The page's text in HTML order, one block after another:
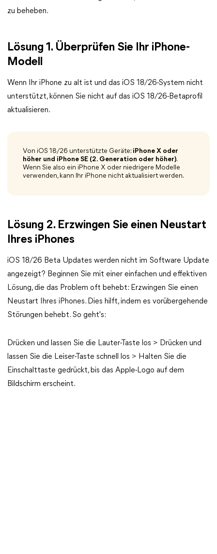
zu beheben.
Lösung 1. Überprüfen Sie Ihr iPhone-
Modell
Wenn Ihr iPhone zu alt ist und das iOS 18/26-System nicht
unterstützt, können Sie nicht auf das iOS 18/26-Betaprofil
aktualisieren.
Von iOS 18/26 unterstützte Geräte: iPhone X oder
höher und iPhone SE (2. Generation oder höher).
Wenn Sie also ein iPhone X oder niedrigere Modelle
verwenden, kann Ihr iPhone nicht aktualisiert werden.
Lösung 2. Erzwingen Sie einen Neustart
Ihres iPhones
iOS 18/26 Beta Updates werden nicht im Software Update
angezeigt? Beginnen Sie mit einer einfachen und effektiven
Lösung, die das Problem oft behebt: Erzwingen Sie einen
Neustart Ihres iPhones. Dies hilft, indem es vorübergehende
Störungen behebt. So geht's:
Drücken und lassen Sie die Lauter-Taste los > Drücken und
lassen Sie die Leiser-Taste schnell los > Halten Sie die
Einschalttaste gedrückt, bis das Apple-Logo auf dem
Bildschirm erscheint.